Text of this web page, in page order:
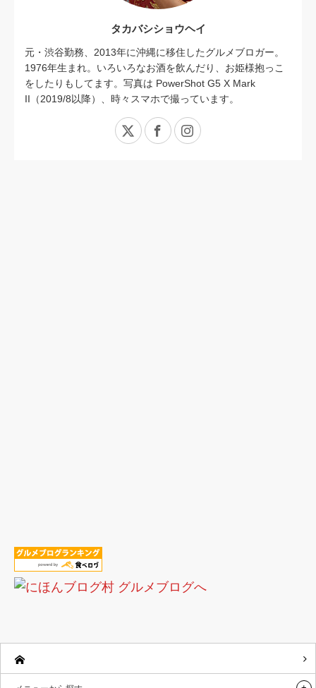
タカバシショウヘイ
元・渋谷勤務、2013年に沖縄に移住したグルメブロガー。
1976年生まれ。いろいろなお酒を飲んだり、お姫様抱っこ
をしたりもしてます。写真は PowerShot G5 X Mark
II（2019/8以降）、時々スマホで撮っています。
X FacebookInstagram